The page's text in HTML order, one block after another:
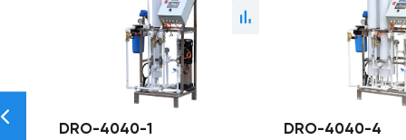
DRO-4040-1 DRO-4040-4